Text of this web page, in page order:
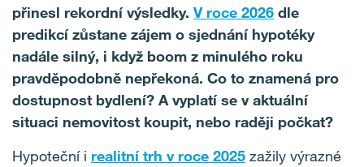
přinesl rekordní výsledky. V roce 2026 dle
predikcí zůstane zájem o sjednání hypotéky
nadále silný, i když boom z minulého roku
pravděpodobně nepřekoná. Co to znamená pro
dostupnost bydlení? A vyplatí se v aktuální
situaci nemovitost koupit, nebo raději počkat?
Hypoteční i realitní trh v roce 2025 zažily výrazné